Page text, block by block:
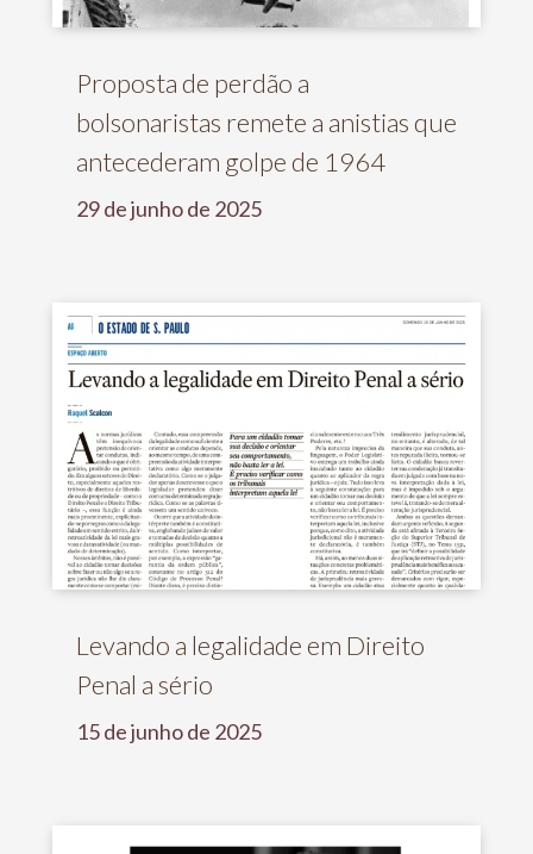
Proposta de perdão a
bolsonaristas remete a anistias que
antecederam golpe de 1964
29 de junho de 2025
Levando a legalidade em Direito
Penal a sério
15 de junho de 2025